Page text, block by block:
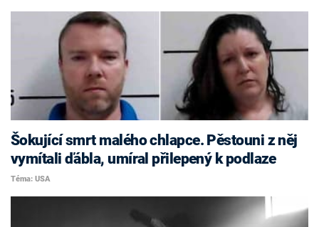
Šokující smrt malého chlapce. Pěstouni z něj
vymítali ďábla, umíral přilepený k podlaze
Téma: USA